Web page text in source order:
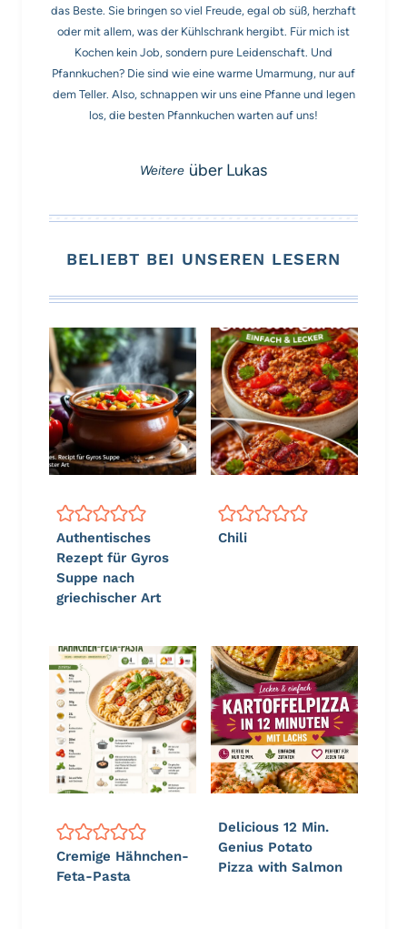
das Beste. Sie bringen so viel Freude, egal ob süß, herzhaft
oder mit allem, was der Kühlschrank hergibt. Für mich ist
Kochen kein Job, sondern pure Leidenschaft. Und
Pfannkuchen? Die sind wie eine warme Umarmung, nur auf
dem Teller. Also, schnappen wir uns eine Pfanne und legen
los, die besten Pfannkuchen warten auf uns!
über Lukas
BELIEBT BEI UNSEREN LESERN
Authentisches
Rezept für Gyros
Suppe nach
griechischer Art
Chili
Cremige Hähnchen-
Feta-Pasta
Delicious 12 Min.
Genius Potato
Pizza with Salmon